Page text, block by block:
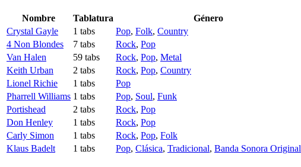
Nombre Tablatura
Género
Crystal Gayle
1 tabs Pop, Folk, Country
4 Non Blondes
7 tabs Rock, Pop
Van Halen
59 tabs Rock, Pop, Metal
Keith Urban
2 tabs Rock, Pop, Country
Lionel Richie
1 tabs
Pop
Pharrell Williams 1 tabs Pop, Soul, Funk
Portishead
2 tabs Rock, Pop
Don Henley
1 tabs Rock, Pop
Carly Simon
1 tabs Rock, Pop, Folk
Klaus Badelt
1 tabs Pop, Clásica, Tradicional, Banda Sonora Original